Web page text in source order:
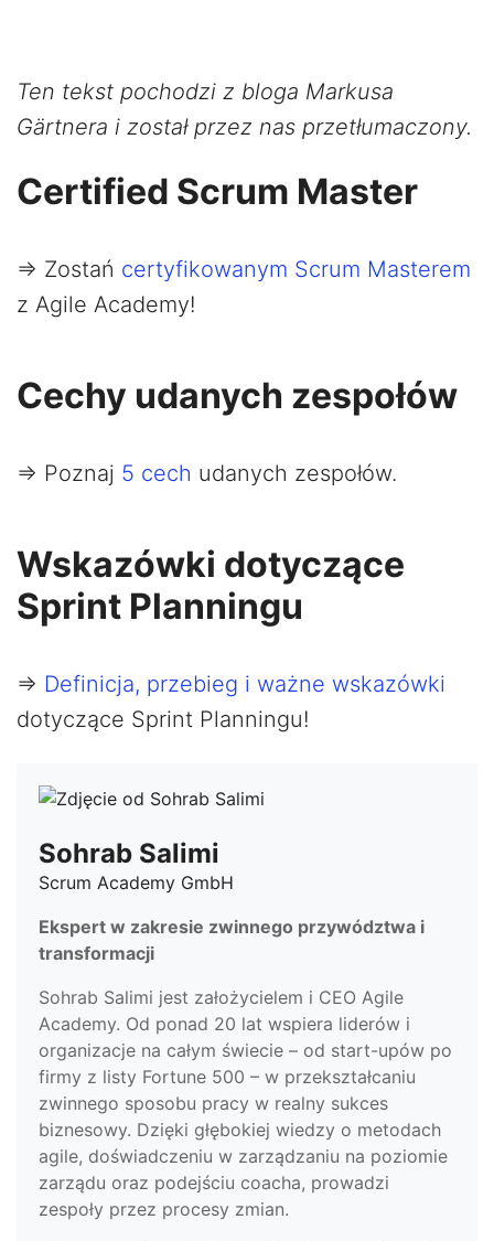
Ten tekst pochodzi z bloga Markusa
Gärtnera i został przez nas przetłumaczony.
Certified Scrum Master
=> Zostań certyfikowanym Scrum Masterem
z Agile Academy!
Cechy udanych zespołów
=> Poznaj 5 cech udanych zespołów.
Wskazówki dotyczące
Sprint Planningu
=> Definicja, przebieg i ważne wskazówki
dotyczące Sprint Planningu!
Sohrab Salimi
Scrum Academy GmbH
Ekspert w zakresie zwinnego przywództwa i
transformacji
Sohrab Salimi jest założycielem i CEO Agile
Academy. Od ponad 20 lat wspiera liderów i
organizacje na całym świecie – od start-upów po
firmy z listy Fortune 500 – w przekształcaniu
zwinnego sposobu pracy w realny sukces
biznesowy. Dzięki głębokiej wiedzy o metodach
agile, doświadczeniu w zarządzaniu na poziomie
zarządu oraz podejściu coacha, prowadzi
zespoły przez procesy zmian.